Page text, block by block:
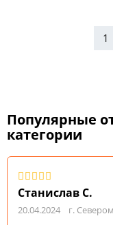
1
Популярные
категории
Станислав С.
20.04.2024 г.